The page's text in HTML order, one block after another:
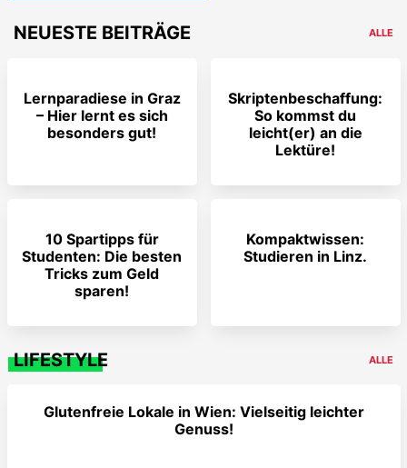
NEUESTE BEITRÄGE ALLE
Lernparadiese in Graz
– Hier lernt es sich
besonders gut!
Skriptenbeschaffung:
So kommst du
leicht(er) an die
Lektüre!
10 Spartipps für
Studenten: Die besten
Tricks zum Geld
sparen!
Kompaktwissen:
Studieren in Linz.
LIFESTYLE ALLE
Glutenfreie Lokale in Wien: Vielseitig leichter
Genuss!